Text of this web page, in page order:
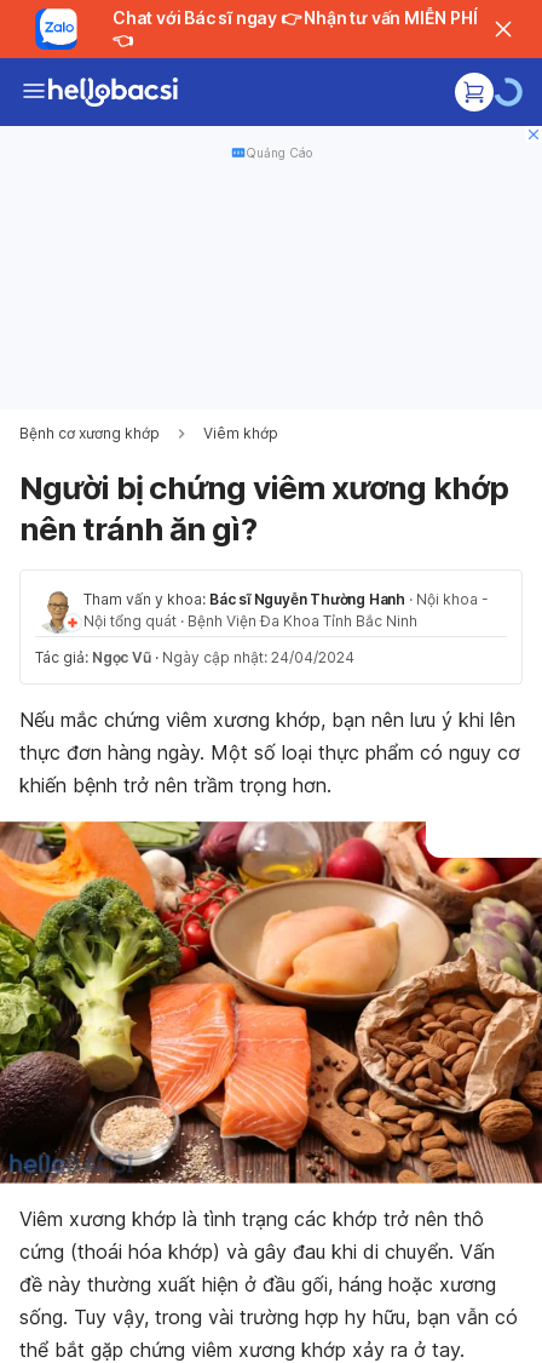
Chat với Bác sĩ ngay 👉 Nhận tư vấn MIỄN PHÍ
👈
Quảng Cáo
Bệnh cơ xương khớp Viêm khớp
Người bị chứng viêm xương khớp
nên tránh ăn gì?
Tham vấn y khoa: Bác sĩ Nguyễn Thường Hanh · Nội khoa -
Nội tổng quát · Bệnh Viện Đa Khoa Tỉnh Bắc Ninh
Tác giả: Ngọc Vũ · Ngày cập nhật: 24/04/2024
Nếu mắc chứng viêm xương khớp, bạn nên lưu ý khi lên
thực đơn hàng ngày. Một số loại thực phẩm có nguy cơ
khiến bệnh trở nên trầm trọng hơn.
Viêm xương khớp là tình trạng các khớp trở nên thô
cứng (thoái hóa khớp) và gây đau khi di chuyển. Vấn
đề này thường xuất hiện ở đầu gối, háng hoặc xương
sống. Tuy vậy, trong vài trường hợp hy hữu, bạn vẫn có
thể bắt gặp chứng viêm xương khớp xảy ra ở tay.